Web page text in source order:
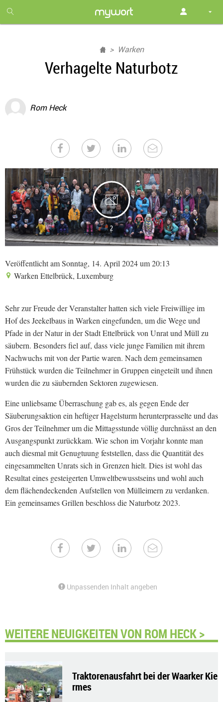
month
free
Warken
Verhagelte Naturbotz
Rom Heck
2
Veröffentlicht am Sonntag, 14. April 2024 um 20:13
Warken Ettelbrück, Luxemburg
Sehr zur Freude der Veranstalter hatten sich viele Freiwillige im
Hof des Jeekelbaus in Warken eingefunden, um die Wege und
Pfade in der Natur in der Stadt Ettelbrück von Unrat und Müll zu
säubern. Besonders fiel auf, dass viele junge Familien mit ihrem
Nachwuchs mit von der Partie waren. Nach dem gemeinsamen
Frühstück wurden die Teilnehmer in Gruppen eingeteilt und ihnen
wurden die zu säubernden Sektoren zugewiesen.
Eine unliebsame Überraschung gab es, als gegen Ende der
Säuberungsaktion ein heftiger Hagelsturm herunterprasselte und das
Gros der Teilnehmer um die Mittagsstunde völlig durchnässt an den
Ausgangspunkt zurückkam. Wie schon im Vorjahr konnte man
auch diesmal mit Genugtuung feststellen, dass die Quantität des
eingesammelten Unrats sich in Grenzen hielt. Dies ist wohl das
Resultat eines gesteigerten Umweltbewusstseins und wohl auch
dem flächendeckenden Aufstellen von Mülleimern zu verdanken.
Ein gemeinsames Grillen beschloss die Naturbotz 2023.
Unpassenden Inhalt angeben
WEITERE NEUIGKEITEN VON ROM HECK >
Traktorenausfahrt bei der Waarker Kie
rmes